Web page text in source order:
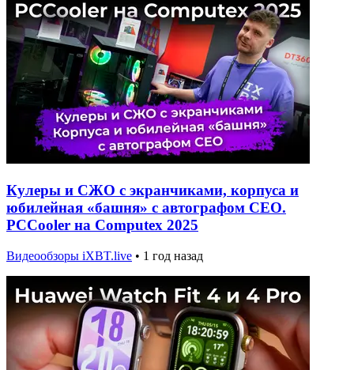
Кулеры и СЖО с экранчиками, корпуса и
юбилейная «башня» с автографом CEO.
PCCooler на Computex 2025
Видеообзоры iXBT.live • 1 год назад